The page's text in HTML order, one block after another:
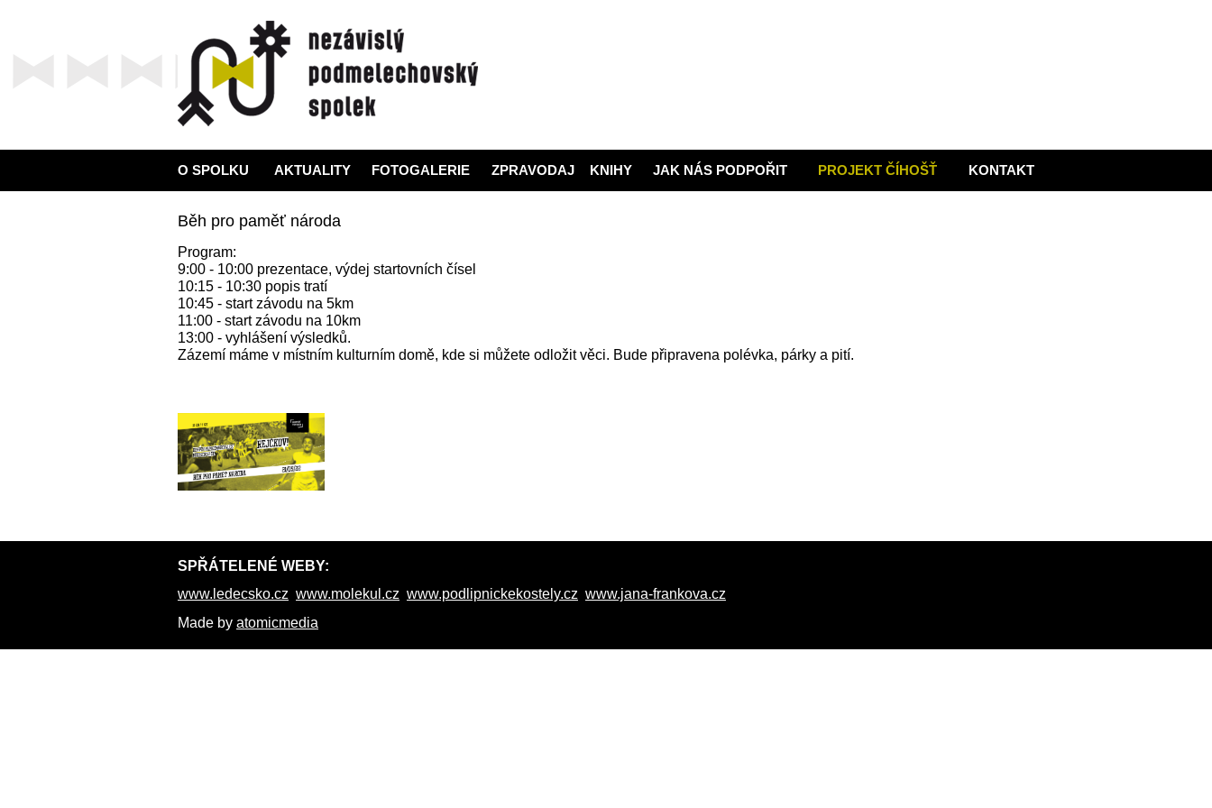
O SPOLKU AKTUALITY FOTOGALERIE ZPRAVODAJ KNIHY JAK NÁS PODPOŘIT PROJEKT ČÍHOŠŤ KONTAKT
Běh pro paměť národa
Program:
9:00 - 10:00 prezentace, výdej startovních čísel
10:15 - 10:30 popis tratí
10:45 - start závodu na 5km
11:00 - start závodu na 10km
13:00 - vyhlášení výsledků.
Zázemí máme v místním kulturním domě, kde si můžete odložit věci. Bude připravena polévka, párky a pití.
SPŘÁTELENÉ WEBY:
www.ledecsko.cz www.molekul.cz www.podlipnickekostely.cz www.jana-frankova.cz
Made by atomicmedia